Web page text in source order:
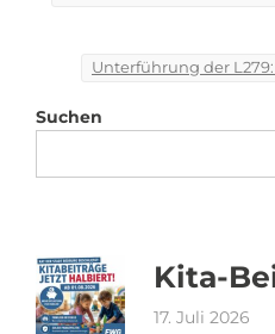
Unterführung der
Suchen
Kita-
17. Juli 2026